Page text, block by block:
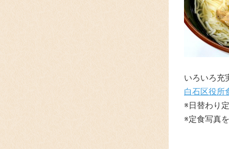
いろいろ充
白石区役所
※日替わり
※定食写真